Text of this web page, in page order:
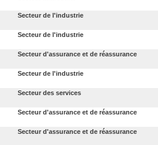
Secteur de l'industrie
Secteur de l'industrie
Secteur d'assurance et de réassurance
Secteur de l'industrie
Secteur des services
Secteur d'assurance et de réassurance
Secteur d'assurance et de réassurance